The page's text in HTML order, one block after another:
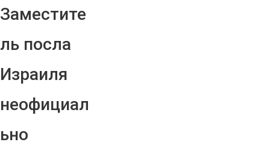
Заместите
ль посла
Израиля
неофициал
ьно